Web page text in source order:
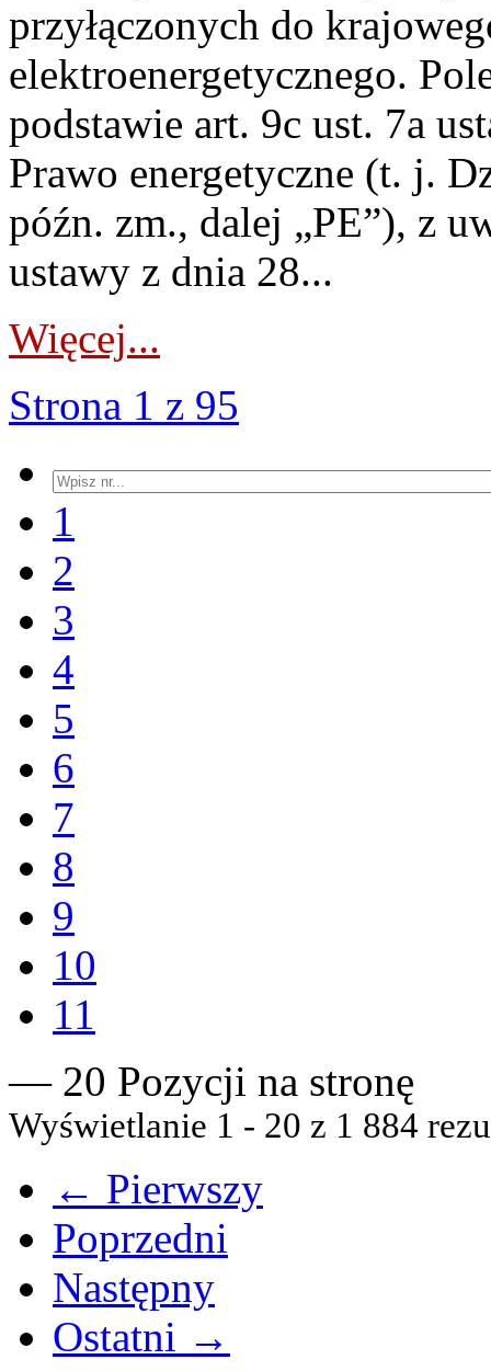
przyłączonych do
elektroenergetycznego.
podstawie art. 9c ust. 7a
Prawo energetyczne (t. j.
późn. zm., dalej „PE”), z
ustawy z dnia 28...
Więcej...
Strona 1 z 95
1
2
3
4
5
6
7
8
9
10
11
— 20 Pozycji na stronę
Wyświetlanie 1 - 20 z 1 884
← Pierwszy
Poprzedni
Następny
Ostatni →